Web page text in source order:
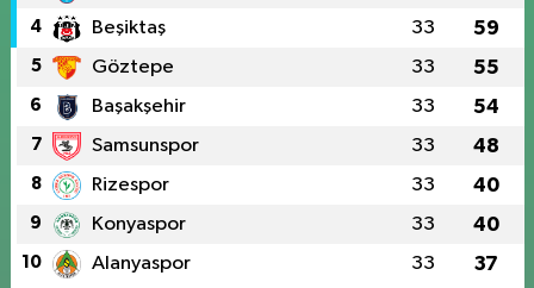
4 Beşiktaş 33 59
5 Göztepe 33 55
6 Başakşehir 33 54
7 Samsunspor 33 48
8 Rizespor 33 40
9 Konyaspor 33 40
10 Alanyaspor 33 37